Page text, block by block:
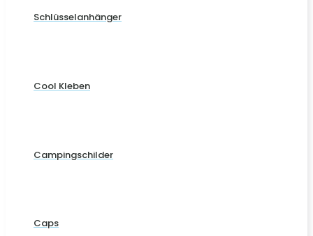
Schlüsselanhänger
Cool Kleben
Campingschilder
Caps